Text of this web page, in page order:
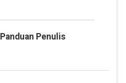
Panduan Penulis